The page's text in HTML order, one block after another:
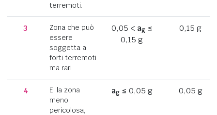
terremoti.
3
Zona che può
essere
soggetta a
forti terremoti
ma rari.
0,05 < ag≤
0,15 g
0,15 g
4
E' la zona
meno
pericolosa,
ag≤ 0,05 g 0,05 g